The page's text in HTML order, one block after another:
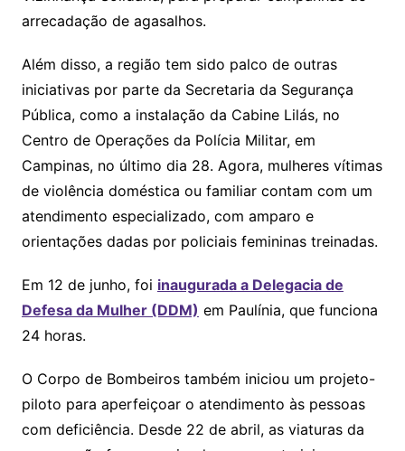
arrecadação de agasalhos.
Além disso, a região tem sido palco de outras
iniciativas por parte da Secretaria da Segurança
Pública, como a instalação da Cabine Lilás, no
Centro de Operações da Polícia Militar, em
Campinas, no último dia 28. Agora, mulheres vítimas
de violência doméstica ou familiar contam com um
atendimento especializado, com amparo e
orientações dadas por policiais femininas treinadas.
Em 12 de junho, foi inaugurada a Delegacia de
Defesa da Mulher (DDM) em Paulínia, que funciona
24 horas.
O Corpo de Bombeiros também iniciou um projeto-
piloto para aperfeiçoar o atendimento às pessoas
com deficiência. Desde 22 de abril, as viaturas da